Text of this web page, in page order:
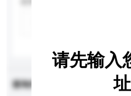
查询内容
请先输入
址